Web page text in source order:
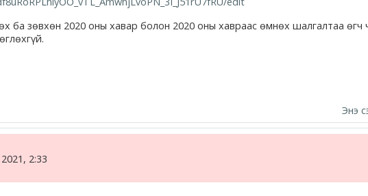
ба зөвхөн 2020 оны хавар болон 2020 оны хавраас өмнөх шалгалтаа өгч
Энэ
2:33